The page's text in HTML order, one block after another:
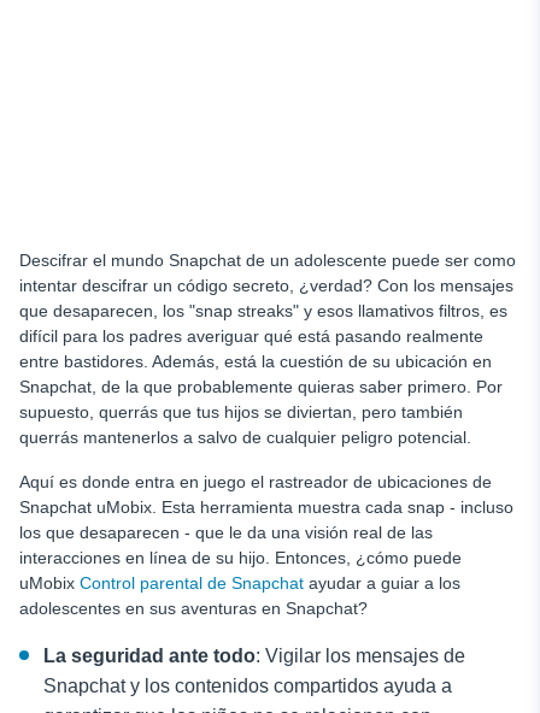
Descifrar el mundo Snapchat de un adolescente puede ser como
intentar descifrar un código secreto, ¿verdad? Con los mensajes
que desaparecen, los "snap streaks" y esos llamativos filtros, es
difícil para los padres averiguar qué está pasando realmente
entre bastidores. Además, está la cuestión de su ubicación en
Snapchat, de la que probablemente quieras saber primero. Por
supuesto, querrás que tus hijos se diviertan, pero también
querrás mantenerlos a salvo de cualquier peligro potencial.
Aquí es donde entra en juego el rastreador de ubicaciones de
Snapchat uMobix. Esta herramienta muestra cada snap - incluso
los que desaparecen - que le da una visión real de las
interacciones en línea de su hijo. Entonces, ¿cómo puede
uMobix Control parental de Snapchat ayudar a guiar a los
adolescentes en sus aventuras en Snapchat?
La seguridad ante todo: Vigilar los mensajes de
Snapchat y los contenidos compartidos ayuda a